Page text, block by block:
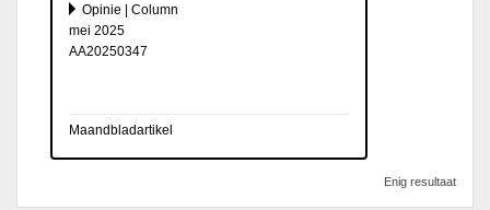
Opinie | Column
mei 2025
AA20250347
Maandbladartikel
Enig resultaat